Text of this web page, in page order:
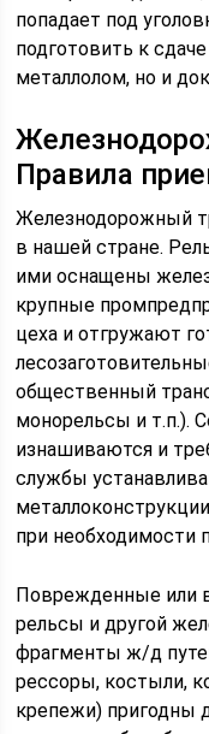
попадает под
подготовить к
металлолом, но и
Правила
Железнодорожный
в нашей стране.
ими оснащены
крупные
цеха и отгружают
общественный
монорельсы и т.п.).
изнашиваются и
службы
при необходимости
Поврежденные или
рельсы и другой
фрагменты ж/д
рессоры, костыли,
крепежи) пригодны